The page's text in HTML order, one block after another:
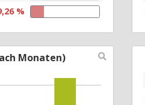
%
Monaten)